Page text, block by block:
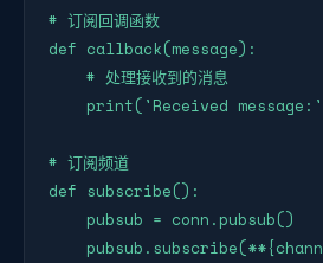
# 订阅回调函数
def callback(message):
    # 处理接收到的消息
print('Received
# 订阅频道
def subscribe():
    pubsub = conn.pubsub()